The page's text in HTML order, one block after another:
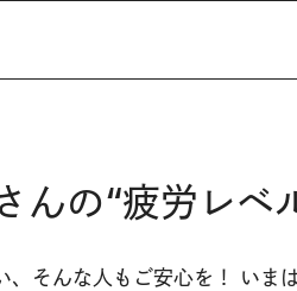
んの“疲労レベ
、そんな人もご安心を！ いま